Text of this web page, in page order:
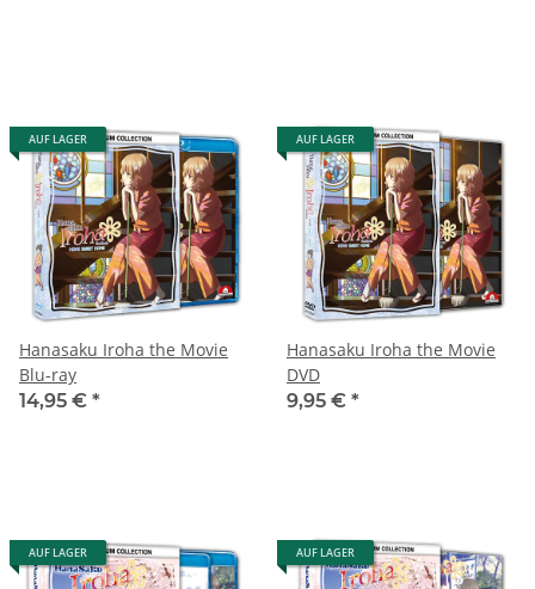
AUF LAGER
Hanasaku Iroha the Movie
Blu-ray
14,95 € *
AUF LAGER
Hanasaku Iroha the Movie
DVD
9,95 € *
AUF LAGER AUF LAGER